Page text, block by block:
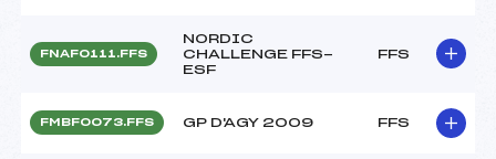
FNAF0111.FFS
NORDIC
CHALLENGE FFS-
ESF
FFS
FMBF0073.FFS GP D'AGY 2009 FFS